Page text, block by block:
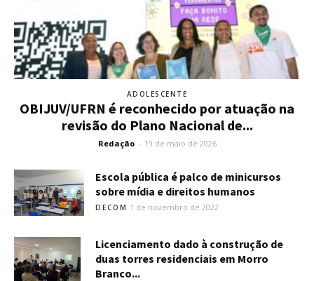
ADOLESCENTE
OBIJUV/UFRN é reconhecido por atuação na
revisão do Plano Nacional de...
Redação - 19 de maio de 2026
Escola pública é palco de minicursos
sobre mídia e direitos humanos
DECOM 1 de novembro de 2022
Licenciamento dado à construção de
duas torres residenciais em Morro
Branco...